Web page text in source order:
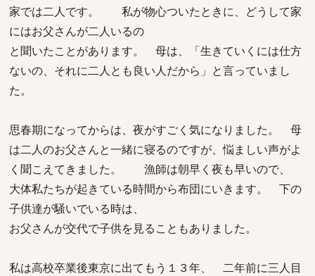
家では二人です。 私が物心ついたときに、どうして家
にはお父さんが二人いるの
と聞いたことがあります。 母は、「生きていくには仕方
ないの、それに二人とも良い人だから」と言っていまし
た。
思春期になってからは、夜がすごく気になりました。 母
は二人のお父さんと一緒に寝るのですが、悩ましい声がよ
く聞こえてきました。 漁師は朝早く夜も早いので、
大体私たちが起きている時間から布団にいきます。 下の
子供達が騒いでいる時は、
お父さんが交代で子供を見ることもありました。
私は高校卒業後東京に出てもう１３年、 二年前に三人目